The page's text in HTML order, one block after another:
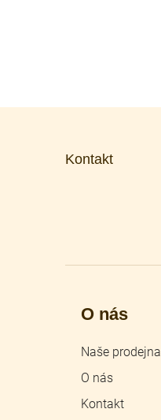
Kontakt
O nás
Naše prodejna
O nás
Kontakt